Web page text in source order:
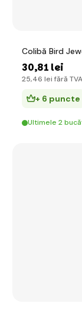
Colibă Bird
30,81 lei
25,46 lei fără TVA
+ 6 puncte
Ultimele 2